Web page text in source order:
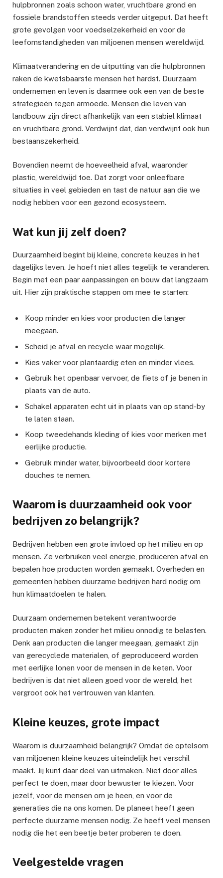
hulpbronnen zoals schoon water, vruchtbare grond en
fossiele brandstoffen steeds verder uitgeput. Dat heeft
grote gevolgen voor voedselzekerheid en voor de
leefomstandigheden van miljoenen mensen wereldwijd.
Klimaatverandering en de uitputting van die hulpbronnen
raken de kwetsbaarste mensen het hardst. Duurzaam
ondernemen en leven is daarmee ook een van de beste
strategieën tegen armoede. Mensen die leven van
landbouw zijn direct afhankelijk van een stabiel klimaat
en vruchtbare grond. Verdwijnt dat, dan verdwijnt ook hun
bestaanszekerheid.
Bovendien neemt de hoeveelheid afval, waaronder
plastic, wereldwijd toe. Dat zorgt voor onleefbare
situaties in veel gebieden en tast de natuur aan die we
nodig hebben voor een gezond ecosysteem.
Wat kun jij zelf doen?
Duurzaamheid begint bij kleine, concrete keuzes in het
dagelijks leven. Je hoeft niet alles tegelijk te veranderen.
Begin met een paar aanpassingen en bouw dat langzaam
uit. Hier zijn praktische stappen om mee te starten:
Koop minder en kies voor producten die langer
meegaan.
Scheid je afval en recycle waar mogelijk.
Kies vaker voor plantaardig eten en minder vlees.
Gebruik het openbaar vervoer, de fiets of je benen in
plaats van de auto.
Schakel apparaten echt uit in plaats van op stand-by
te laten staan.
Koop tweedehands kleding of kies voor merken met
eerlijke productie.
Gebruik minder water, bijvoorbeeld door kortere
douches te nemen.
Waarom is duurzaamheid ook voor
bedrijven zo belangrijk?
Bedrijven hebben een grote invloed op het milieu en op
mensen. Ze verbruiken veel energie, produceren afval en
bepalen hoe producten worden gemaakt. Overheden en
gemeenten hebben duurzame bedrijven hard nodig om
hun klimaatdoelen te halen.
Duurzaam ondernemen betekent verantwoorde
producten maken zonder het milieu onnodig te belasten.
Denk aan producten die langer meegaan, gemaakt zijn
van gerecyclede materialen, of geproduceerd worden
met eerlijke lonen voor de mensen in de keten. Voor
bedrijven is dat niet alleen goed voor de wereld, het
vergroot ook het vertrouwen van klanten.
Kleine keuzes, grote impact
Waarom is duurzaamheid belangrijk? Omdat de optelsom
van miljoenen kleine keuzes uiteindelijk het verschil
maakt. Jij kunt daar deel van uitmaken. Niet door alles
perfect te doen, maar door bewuster te kiezen. Voor
jezelf, voor de mensen om je heen, en voor de
generaties die na ons komen. De planeet heeft geen
perfecte duurzame mensen nodig. Ze heeft veel mensen
nodig die het een beetje beter proberen te doen.
Veelgestelde vragen